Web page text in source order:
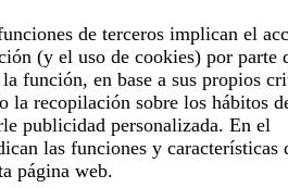
de terceros implican el
(y el uso de cookies) por parte
función, en base a sus propios
la recopilación sobre los hábitos
publicidad personalizada. En el
las funciones y características
página web.